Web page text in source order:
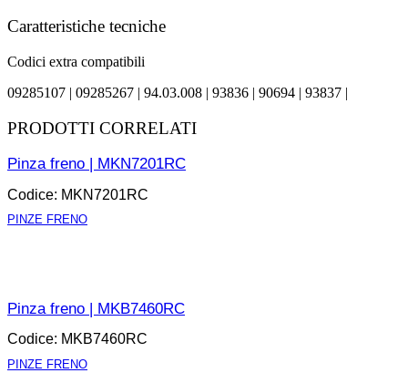
Caratteristiche tecniche
Codici extra compatibili
09285107 | 09285267 | 94.03.008 | 93836 | 90694 | 93837 |
PRODOTTI CORRELATI
Pinza freno | MKN7201RC
Codice: MKN7201RC
PINZE FRENO
Pinza freno | MKB7460RC
Codice: MKB7460RC
PINZE FRENO